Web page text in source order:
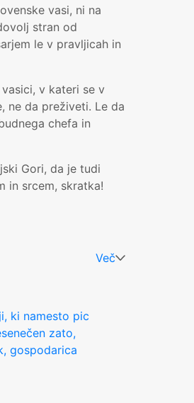
vasi, ni na
stran od
le v pravljicah in
v kateri se v
ne da preživeti. Le da
chefa in
Gori, da je tudi
in srcem, skratka!
ki namesto pic
zato,
gospodarica
Več